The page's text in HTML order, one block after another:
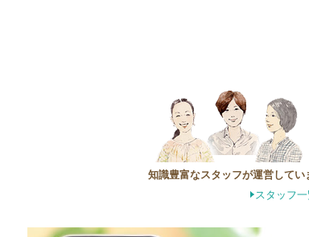
知識豊富なスタッフが運営してい
スタッフ